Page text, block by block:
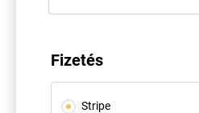
Fizetés
Stripe